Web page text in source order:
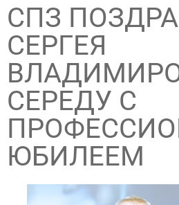
СПЗ
СЕРГЕЯ
СЕРЕДУ С
ЮБИЛЕЕМ